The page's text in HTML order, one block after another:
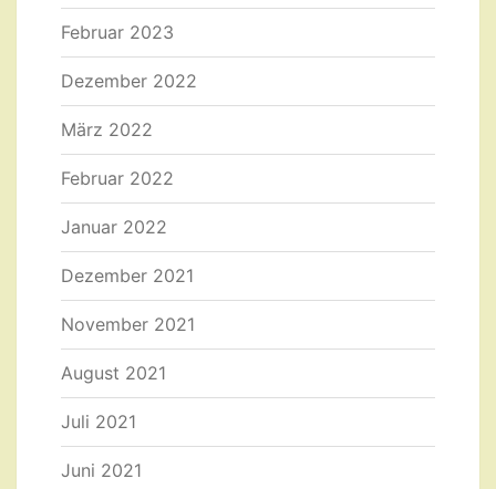
Februar 2023
Dezember 2022
März 2022
Februar 2022
Januar 2022
Dezember 2021
November 2021
August 2021
Juli 2021
Juni 2021